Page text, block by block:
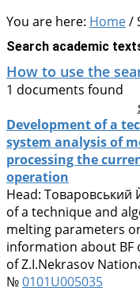
You are here: Home/
Search academic
How to use the
1 documents found
Development of a
system analysis of
processing the
operation
Head: Товаровський
of a technique and
melting parameters
information about BF
of Z.I.Nekrasov
№0101U005035